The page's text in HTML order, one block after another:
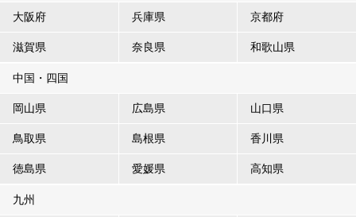
大阪府 兵庫県 京都府
滋賀県 奈良県 和歌山県
中国・四国
岡山県 広島県 山口県
鳥取県 島根県 香川県
徳島県 愛媛県 高知県
九州